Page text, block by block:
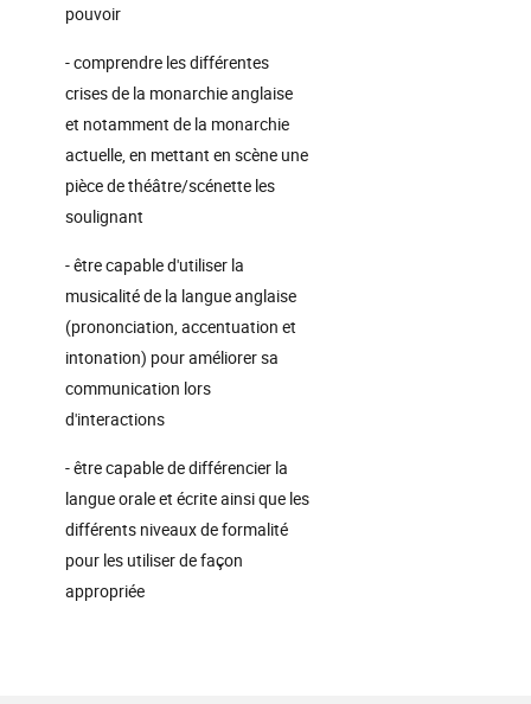
pouvoir
- comprendre les différentes
crises de la monarchie anglaise
et notamment de la monarchie
actuelle, en mettant en scène une
pièce de théâtre/scénette les
soulignant
- être capable d'utiliser la
musicalité de la langue anglaise
(prononciation, accentuation et
intonation) pour améliorer sa
communication lors
d'interactions
- être capable de différencier la
langue orale et écrite ainsi que les
différents niveaux de formalité
pour les utiliser de façon
appropriée